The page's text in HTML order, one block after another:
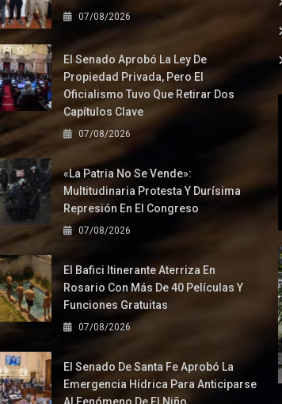
07/08/2026
El Senado Aprobó La Ley De
Propiedad Privada, Pero El
Oficialismo Tuvo Que Retirar Dos
Capítulos Clave
07/08/2026
«La Patria No Se Vende»:
Multitudinaria Protesta Y Durísima
Represión En El Congreso
07/08/2026
El Bafici Itinerante Aterriza En
Rosario Con Más De 40 Películas Y
Funciones Gratuitas
07/08/2026
El Senado De Santa Fe Aprobó La
Emergencia Hídrica Para Anticiparse